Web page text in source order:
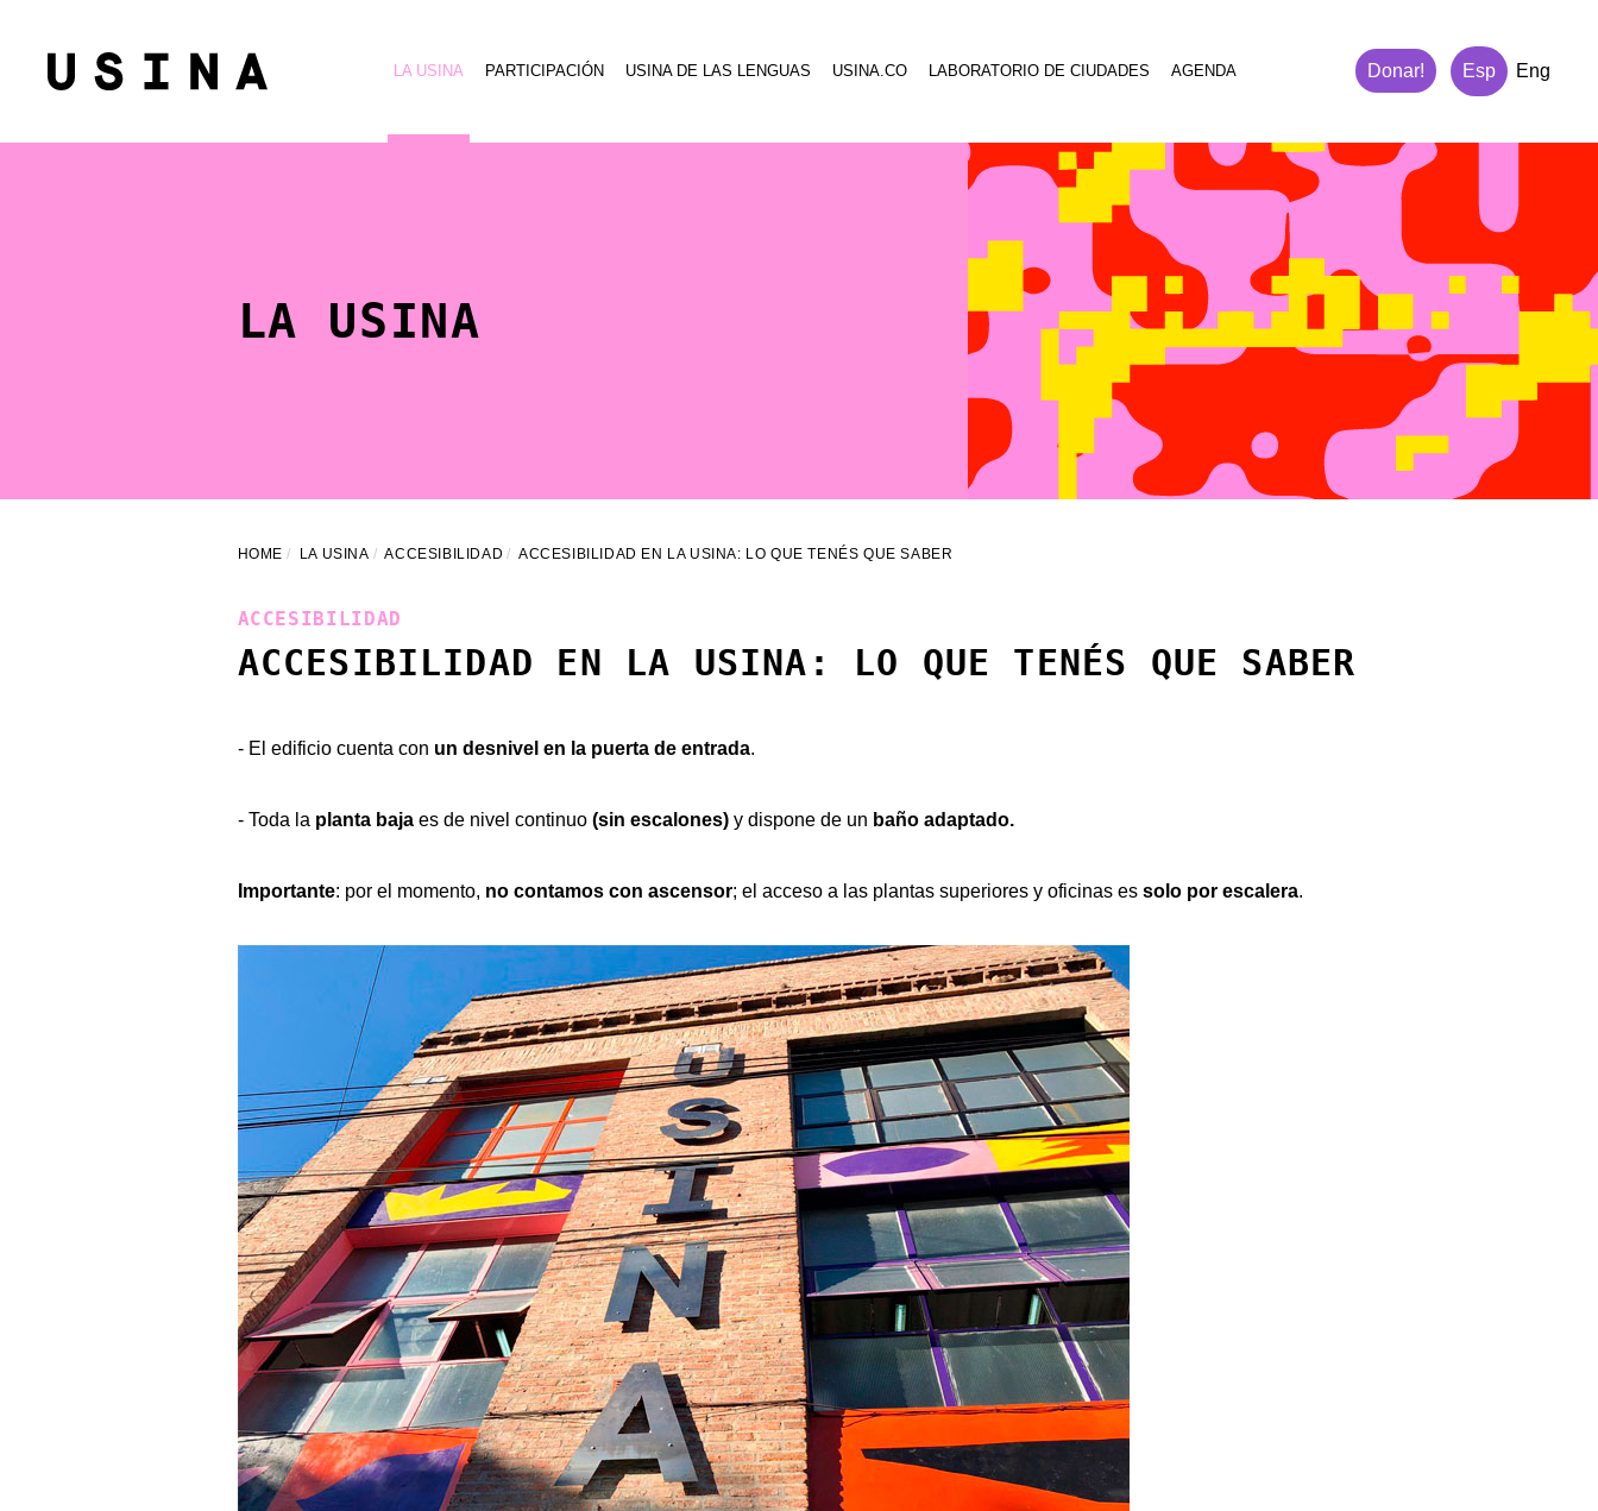
LA USINA PARTICIPACIÓN USINA DE LAS LENGUAS USINA.CO LABORATORIO DE CIUDADES AGENDA Donar! Esp Eng
LA USINA
HOME LA USINA ACCESIBILIDAD ACCESIBILIDAD EN LA USINA: LO QUE TENÉS QUE SABER
ACCESIBILIDAD
ACCESIBILIDAD EN LA USINA: LO QUE TENÉS QUE SABER
- El edificio cuenta con un desnivel en la puerta de entrada.
- Toda la planta bajaes de nivel continuo (sin escalones)y dispone de un baño adaptado.
Importante: por el momento, no contamos con ascensor; el acceso a las plantas superiores y oficinas es solo por escalera.